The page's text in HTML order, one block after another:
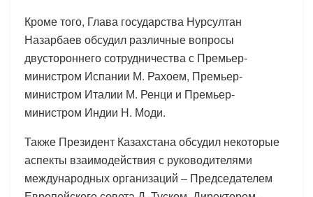
Кроме того, Глава государства Нурсултан
Назарбаев обсудил различные вопросы
двустороннего сотрудничества с Премьер-
министром Испании М. Рахоем, Премьер-
министром Италии М. Ренци и Премьер-
министром Индии Н. Моди.
Также Президент Казахстана обсудил некоторые
аспекты взаимодействия с руководителями
международных организаций – Председателем